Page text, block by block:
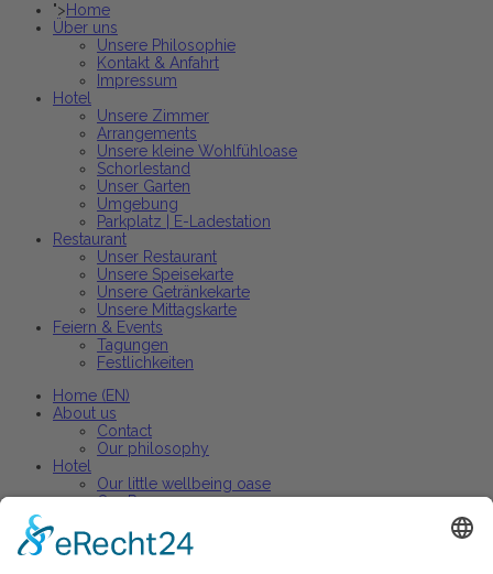
">Home
Über uns
Unsere Philosophie
Kontakt & Anfahrt
Impressum
Hotel
Unsere Zimmer
Arrangements
Unsere kleine Wohlfühloase
Schorlestand
Unser Garten
Umgebung
Parkplatz | E-Ladestation
Restaurant
Unser Restaurant
Unsere Speisekarte
Unsere Getränkekarte
Unsere Mittagskarte
Feiern & Events
Tagungen
Festlichkeiten
Home (EN)
About us
Contact
Our philosophy
Hotel
Our little wellbeing oase
Our Rooms
Restaurant
Our restaurant